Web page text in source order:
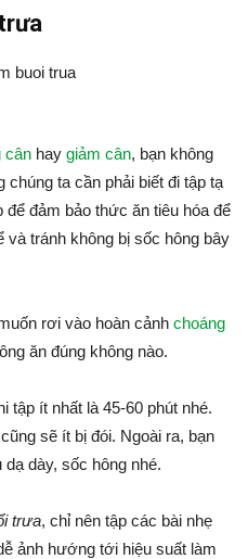
cân hay giảm cân, bạn không
ta cần phải biết đi tập tạ
đảm bảo thức ăn tiêu hóa để
tránh không bị sốc hông bây
rơi vào hoàn cảnh choáng
ăn đúng không nào.
tập ít nhất là 45-60 phút nhé.
sẽ ít bị đói. Ngoài ra, bạn
dày, sốc hông nhé.
trưa, chỉ nên tập các bài nhẹ
ảnh hướng tới hiệu suất làm